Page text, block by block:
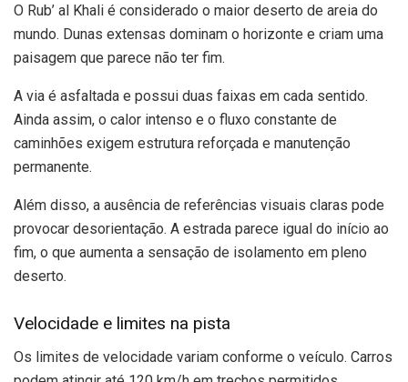
O Rub’ al Khali é considerado o maior deserto de areia do
mundo. Dunas extensas dominam o horizonte e criam uma
paisagem que parece não ter fim.
A via é asfaltada e possui duas faixas em cada sentido.
Ainda assim, o calor intenso e o fluxo constante de
caminhões exigem estrutura reforçada e manutenção
permanente.
Além disso, a ausência de referências visuais claras pode
provocar desorientação. A estrada parece igual do início ao
fim, o que aumenta a sensação de isolamento em pleno
deserto.
Velocidade e limites na pista
Os limites de velocidade variam conforme o veículo. Carros